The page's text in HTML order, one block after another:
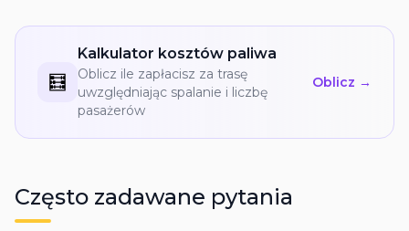
🧮
Kalkulator kosztów paliwa
Oblicz ile zapłacisz za trasę
uwzględniając spalanie i liczbę
pasażerów
Oblicz →
Często zadawane pytania